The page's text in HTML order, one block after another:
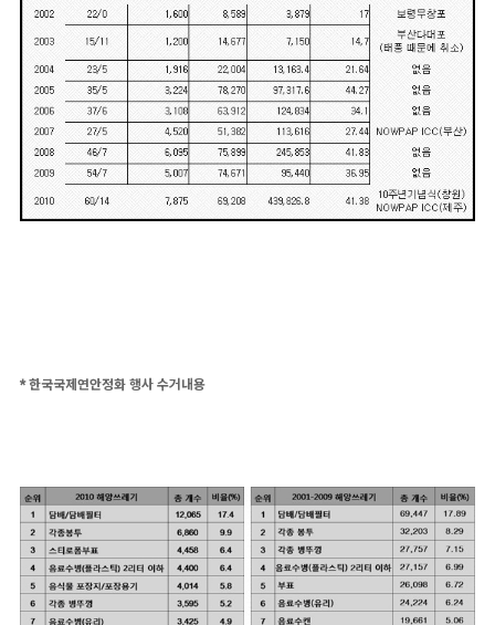
* 한국국제연안정화 행사 수거내용